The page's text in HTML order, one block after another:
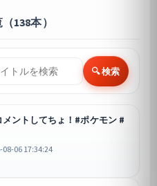
138本）
🔍 検索
ントしてちょ！#ポケモン #
06 17:34:24